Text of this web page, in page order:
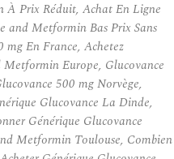
À Prix Réduit, Achat En Ligne
and Metformin Bas Prix Sans
mg En France, Achetez
Europe, Glucovance
500 mg Norvège,
Glucovance La Dinde,
Générique Glucovance
Metformin Toulouse, Combien